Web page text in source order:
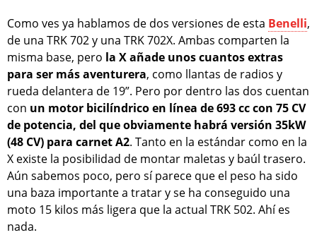
Como ves ya hablamos de dos versiones de esta Benelli,
de una TRK 702 y una TRK 702X. Ambas comparten la
misma base, pero la X añade unos cuantos extras
para ser más aventurera, como llantas de radios y
rueda delantera de 19”. Pero por dentro las dos cuentan
con un motor bicilíndrico en línea de 693 cc con 75 CV
de potencia, del que obviamente habrá versión 35kW
(48 CV) para carnet A2. Tanto en la estándar como en la
X existe la posibilidad de montar maletas y baúl trasero.
Aún sabemos poco, pero sí parece que el peso ha sido
una baza importante a tratar y se ha conseguido una
moto 15 kilos más ligera que la actual TRK 502. Ahí es
nada.